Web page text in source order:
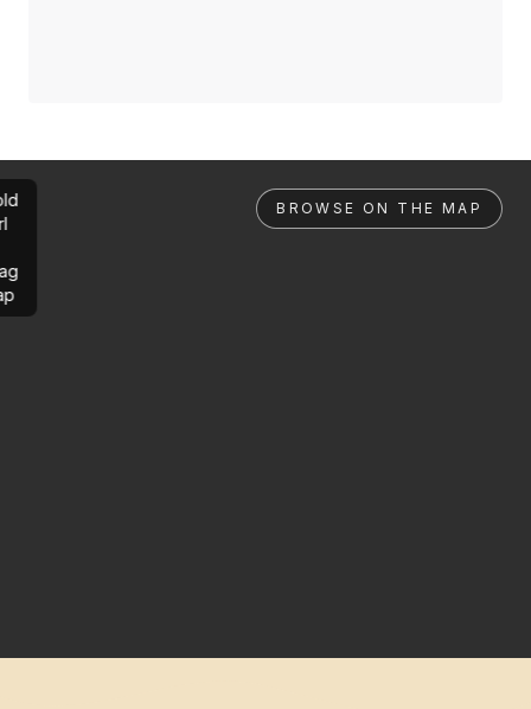
BROWSE ON THE MAP